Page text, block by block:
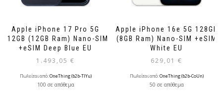
Apple iPhone 17 Pro 5G
512GB (12GB Ram) Nano-SIM
+eSIM Deep Blue EU
1.493,05 €
Πωλείται από:OneThing (b2b-TlYu)
100 σε απόθεμα
Apple iPhone 16e 5G 128GB
(8GB Ram) Nano-SIM +eSIM
White EU
629,01 €
Πωλείται από:OneThing (b2b-CoUn)
50 σε απόθεμα